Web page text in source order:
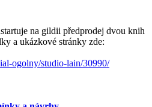
na gildii předprodej dvou knih
a ukázkové stránky zde:
ogolny/studio-lain/30990/